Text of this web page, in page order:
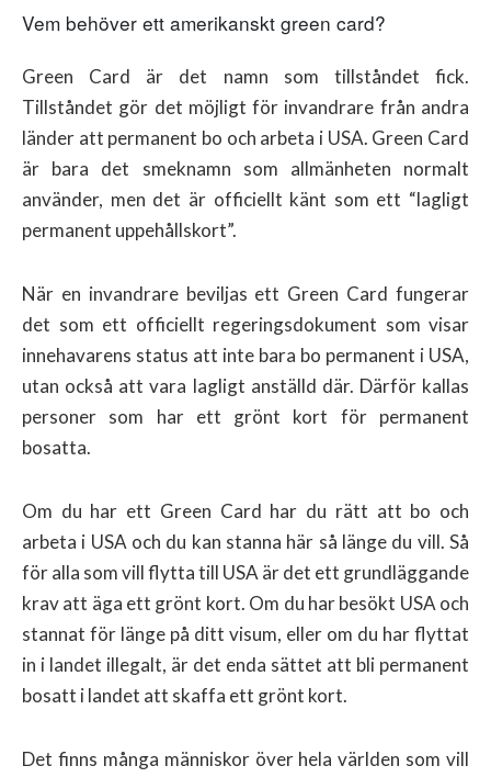
Vem behöver ett amerikanskt green card?
Green Card är det namn som tillståndet fick.
Tillståndet gör det möjligt för invandrare från andra
länder att permanent bo och arbeta i USA. Green Card
är bara det smeknamn som allmänheten normalt
använder, men det är officiellt känt som ett “lagligt
permanent uppehållskort”.
När en invandrare beviljas ett Green Card fungerar
det som ett officiellt regeringsdokument som visar
innehavarens status att inte bara bo permanent i USA,
utan också att vara lagligt anställd där. Därför kallas
personer som har ett grönt kort för permanent
bosatta.
Om du har ett Green Card har du rätt att bo och
arbeta i USA och du kan stanna här så länge du vill. Så
för alla som vill flytta till USA är det ett grundläggande
krav att äga ett grönt kort. Om du har besökt USA och
stannat för länge på ditt visum, eller om du har flyttat
in i landet illegalt, är det enda sättet att bli permanent
bosatt i landet att skaffa ett grönt kort.
Det finns många människor över hela världen som vill